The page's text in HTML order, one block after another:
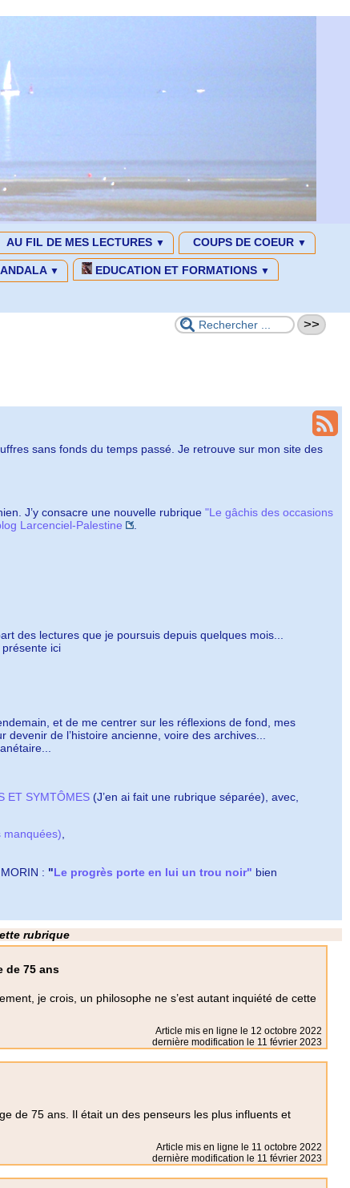
AU FIL DE MES LECTURES ▼ COUPS DE COEUR ▼
▼ EDUCATION ET FORMATIONS ▼
sans fonds du temps passé. Je retrouve sur mon site des
J’y consacre une nouvelle rubrique "Le gâchis des occasions
Larcenciel-Palestine
.
des lectures que je poursuis depuis quelques mois...
présente ici
et de me centrer sur les réflexions de fond, mes
de l’histoire ancienne, voire des archives...
ET SYMTÔMES(J’en ai fait une rubrique séparée), avec,
manquées),
: "Le progrès porte en lui un trou noir" bien
rubrique
de 75 ans
je crois, un philosophe ne s’est autant inquiété de cette
Article mis en ligne le 12 octobre 2022
dernière modification le 11 février 2023
de 75 ans. Il était un des penseurs les plus influents et
Article mis en ligne le 11 octobre 2022
dernière modification le 11 février 2023